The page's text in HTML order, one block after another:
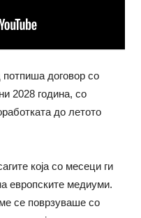
потпиша договор со
2028 година, со
до летото
која со месеци ги
европските медиуми.
се поврзуваше со